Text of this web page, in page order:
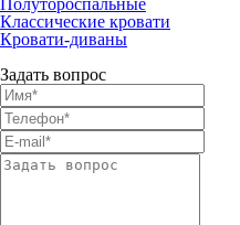
Полутороспальные
Классические кровати
Кровати-диваны
Задать вопрос